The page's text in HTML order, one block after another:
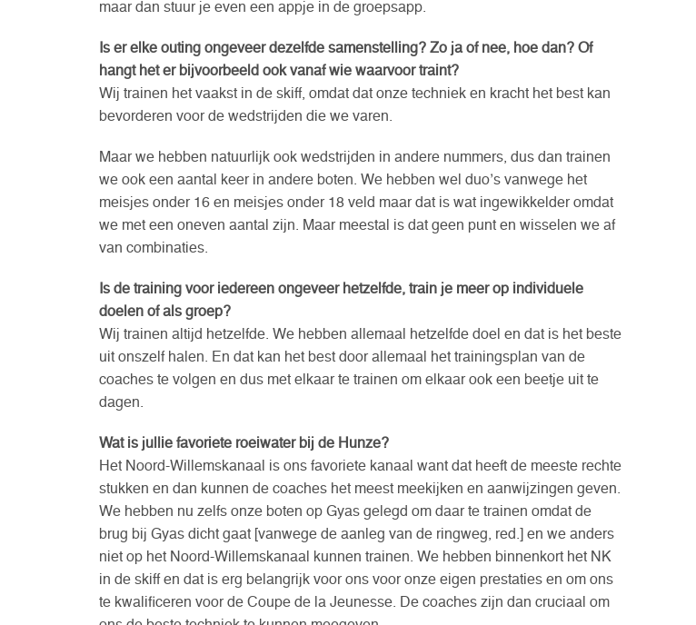
maar dan stuur je even een appje in de groepsapp.
Is er elke outing ongeveer dezelfde samenstelling? Zo ja of nee, hoe dan? Of
hangt het er bijvoorbeeld ook vanaf wie waarvoor traint?
Wij trainen het vaakst in de skiff, omdat dat onze techniek en kracht het best kan
bevorderen voor de wedstrijden die we varen.
Maar we hebben natuurlijk ook wedstrijden in andere nummers, dus dan trainen
we ook een aantal keer in andere boten. We hebben wel duo’s vanwege het
meisjes onder 16 en meisjes onder 18 veld maar dat is wat ingewikkelder omdat
we met een oneven aantal zijn. Maar meestal is dat geen punt en wisselen we af
van combinaties.
Is de training voor iedereen ongeveer hetzelfde, train je meer op individuele
doelen of als groep?
Wij trainen altijd hetzelfde. We hebben allemaal hetzelfde doel en dat is het beste
uit onszelf halen. En dat kan het best door allemaal het trainingsplan van de
coaches te volgen en dus met elkaar te trainen om elkaar ook een beetje uit te
dagen.
Wat is jullie favoriete roeiwater bij de Hunze?
Het Noord-Willemskanaal is ons favoriete kanaal want dat heeft de meeste rechte
stukken en dan kunnen de coaches het meest meekijken en aanwijzingen geven.
We hebben nu zelfs onze boten op Gyas gelegd om daar te trainen omdat de
brug bij Gyas dicht gaat [vanwege de aanleg van de ringweg, red.] en we anders
niet op het Noord-Willemskanaal kunnen trainen. We hebben binnenkort het NK
in de skiff en dat is erg belangrijk voor ons voor onze eigen prestaties en om ons
te kwalificeren voor de Coupe de la Jeunesse. De coaches zijn dan cruciaal om